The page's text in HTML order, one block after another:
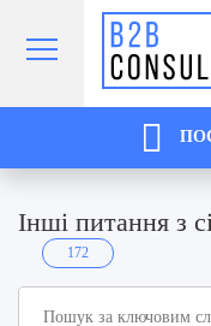
Інші питання з
172